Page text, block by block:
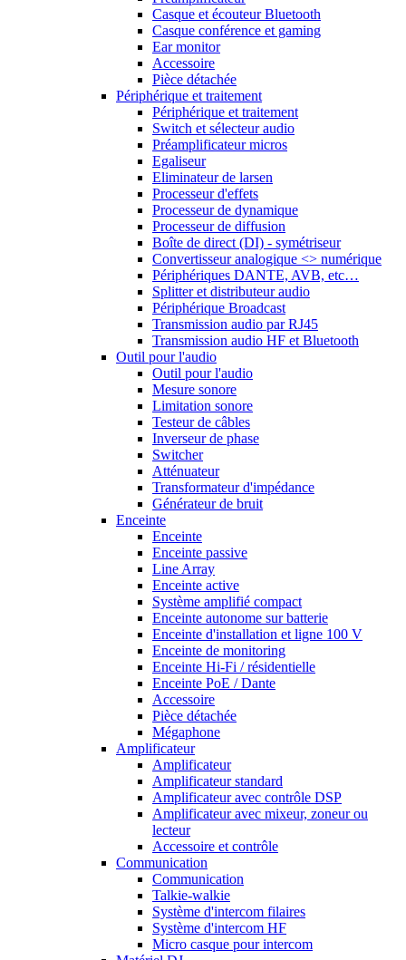
Casque et écouteur Bluetooth
Casque conférence et gaming
Ear monitor
Accessoire
Pièce détachée
Périphérique et traitement
Périphérique et traitement
Switch et sélecteur audio
Préamplificateur micros
Egaliseur
Eliminateur de larsen
Processeur d'effets
Processeur de dynamique
Processeur de diffusion
Boîte de direct (DI) - symétriseur
Convertisseur analogique <> numérique
Périphériques DANTE, AVB, etc…
Splitter et distributeur audio
Périphérique Broadcast
Transmission audio par RJ45
Transmission audio HF et Bluetooth
Outil pour l'audio
Outil pour l'audio
Mesure sonore
Limitation sonore
Testeur de câbles
Inverseur de phase
Switcher
Atténuateur
Transformateur d'impédance
Générateur de bruit
Enceinte
Enceinte
Enceinte passive
Line Array
Enceinte active
Système amplifié compact
Enceinte autonome sur batterie
Enceinte d'installation et ligne 100 V
Enceinte de monitoring
Enceinte Hi-Fi / résidentielle
Enceinte PoE / Dante
Accessoire
Pièce détachée
Mégaphone
Amplificateur
Amplificateur
Amplificateur standard
Amplificateur avec contrôle DSP
Amplificateur avec mixeur, zoneur ou
lecteur
Accessoire et contrôle
Communication
Communication
Talkie-walkie
Système d'intercom filaires
Système d'intercom HF
Micro casque pour intercom